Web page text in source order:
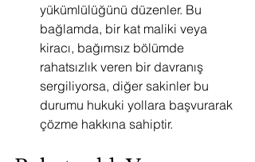
yükümlülüğünü düzenler. Bu
bağlamda, bir kat maliki veya
kiracı, bağımsız bölümde
rahatsızlık veren bir davranış
sergiliyorsa, diğer sakinler bu
durumu hukuki yollara başvurarak
çözme hakkına sahiptir.